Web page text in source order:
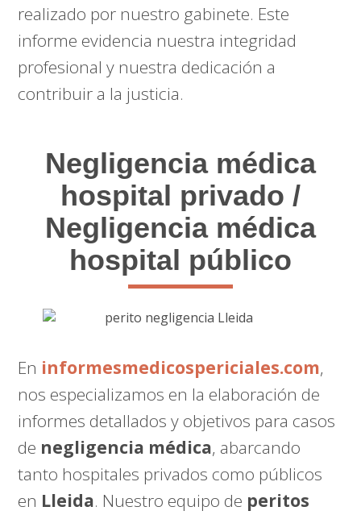
realizado por nuestro gabinete. Este
informe evidencia nuestra integridad
profesional y nuestra dedicación a
contribuir a la justicia.
Negligencia médica
hospital privado /
Negligencia médica
hospital público
En informesmedicospericiales.com,
nos especializamos en la elaboración de
informes detallados y objetivos para casos
de negligencia médica, abarcando
tanto hospitales privados como públicos
en Lleida. Nuestro equipo de peritos